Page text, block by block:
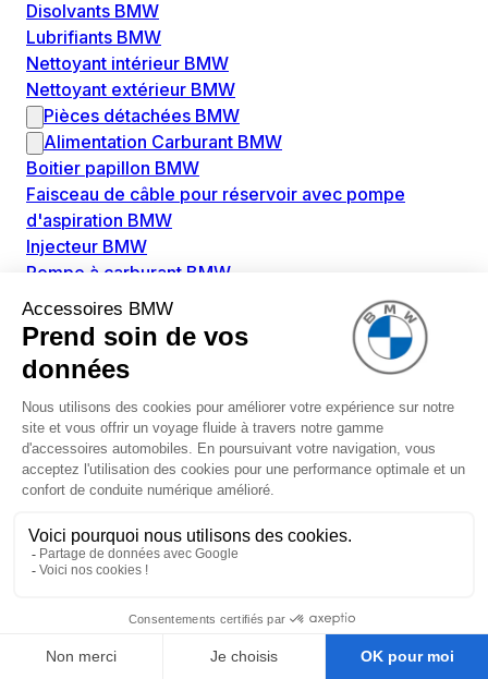
Disolvants BMW
Lubrifiants BMW
Nettoyant intérieur BMW
Nettoyant extérieur BMW
Pièces détachées BMW
Alimentation Carburant BMW
Boitier papillon BMW
Faisceau de câble pour réservoir avec pompe
d'aspiration BMW
Injecteur BMW
Pompe à carburant BMW
Pompe diesel BMW
Allumage / Préchauffage BMW
Bobines d'allumage BMW
Boitier de préchauffage BMW
Bougie de préchauffage BMW
Amortissement BMW
Amortisseurs BMW
Amortisseur de vibrations BMW
Kit de réparation amortisseur BMW
Ressort hélicoïdal BMW
Adaptateur pièce de montage boîte de vitesse BMW
Capteur ABS BMW